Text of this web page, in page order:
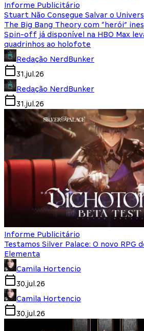
Informe Publicitário
Stuart Não Consegue Salvar o
The Big Bang Theory com “herói”
Spin-off já disponível na HBO Max
quadrinhos ao holofote
Redação NerdBunker
31.jul.26
Redação NerdBunker
31.jul.26
Informe Publicitário
Testamos Silver Palace: O novo RPG
Elementa
Camila Hortencio
30.jul.26
Camila Hortencio
30.jul.26